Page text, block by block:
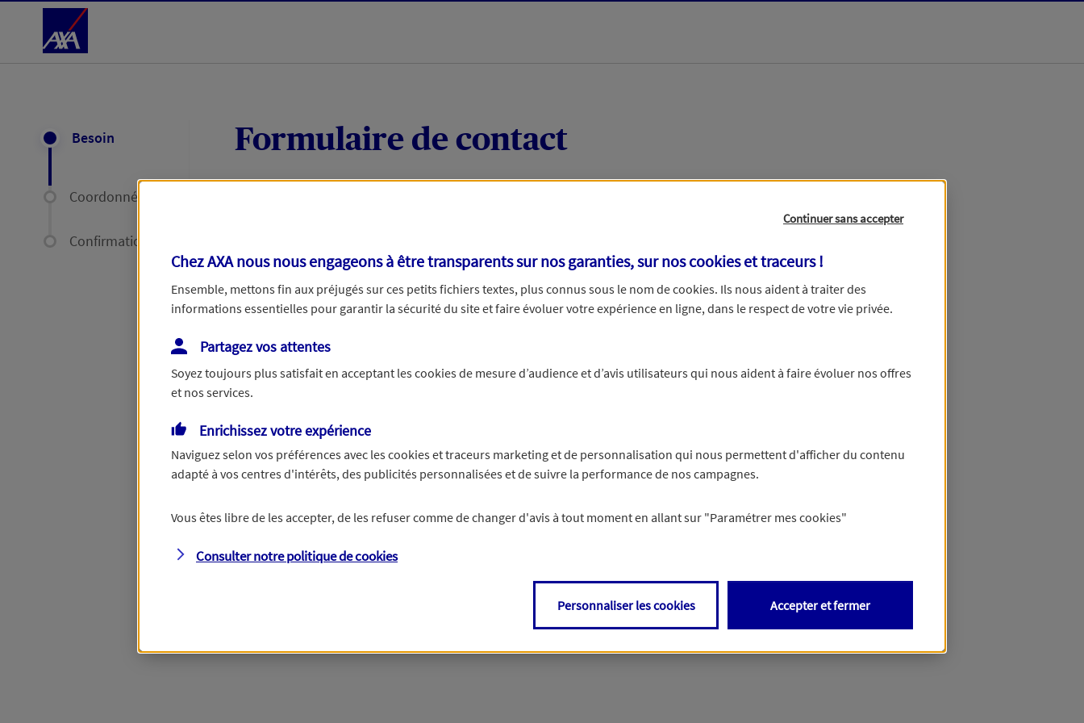
Accéder au Contenu
Besoin
Coordonnées
Confirmation
Formulaire de contact
Votre message :
Vous disposez de droits sur les informations vous concernant. Pour plus d’informations,
Continuer sans accepter
Chez AXA nous nous engageons à être transparents sur nos garanties, sur noscookies et traceurs!
Ensemble, mettons fin aux préjugés sur ces petits fichiers textes, plus connus sous le nom decookies. Ils nous aident à traiter des
informations essentielles pour garantir la sécurité du site et faire évoluer votre expérience en ligne, dans le respect de votre vie privée.
Partagez vos attentes
Soyez toujours plus satisfait en acceptant lescookiesde mesure d’audience et d’avis utilisateurs qui nous aident à faire évoluer nos offres
et nos services.
Enrichissez votre expérience
Naviguez selon vos préférences avec lescookies et traceurs marketing et de personnalisation qui nous permettent d'afficher du contenu
adapté à vos centres d'intérêts, des publicités personnalisées et de suivre la performance de nos campagnes.
Vous êtes libre de les accepter, de les refuser comme de changer d'avis à tout moment en allant sur "Paramétrer mescookies"
Consulter notre politique decookies
Personnaliser les cookies Accepter et fermer